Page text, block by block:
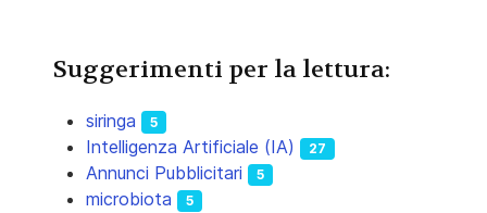
Suggerimenti per la lettura:
siringa 5
Intelligenza Artificiale (IA) 27
Annunci Pubblicitari 5
microbiota 5